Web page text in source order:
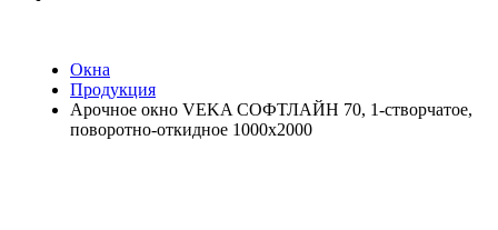
Окна
Продукция
Арочное окно VEKA СОФТЛАЙН 70, 1-створчатое,
поворотно-откидное 1000x2000